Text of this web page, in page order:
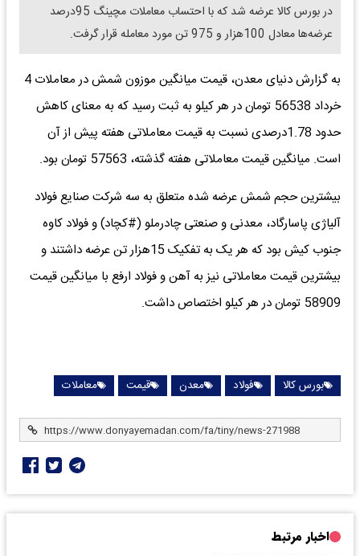
در بورس کالا عرضه شد که با احتساب معاملات مچینگ 95درصد
عرضه‌ها معادل 100هزار و 975 تن مورد معامله قرار گرفت.
به گزارش دنیای معدن، قیمت میانگین موزون شمش در معاملات 4
خرداد 56538 تومان در هر کیلو به ثبت رسید که به معنای کاهش
حدود 1.78درصدی نسبت به قیمت معاملاتی هفته پیش از آن
است. میانگین قیمت معاملاتی هفته گذشته، 57563 تومان بود.
بیشترین حجم شمش عرضه شده متعلق به سه شرکت صنایع فولاد
آلیاژی پاسارگاد، معدنی و صنعتی چادرملو (#کچاد) و فولاد کاوه
جنوب کیش بود که هر یک به تفکیک 15هزار تن عرضه داشتند و
بیشترین قیمت معاملاتی نیز به آهن و فولاد ارفع با میانگین قیمت
58909 تومان در هر کیلو اختصاص داشت.
بورس کالا فولاد معدن قیمت معاملات
اخبار مرتبط